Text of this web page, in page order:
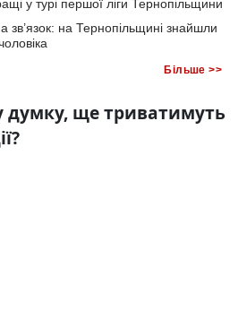
у турі першої ліги Тернопільщини
зв’язок: на Тернопільщині знайшли
Більше >>
думку, ще триватимуть